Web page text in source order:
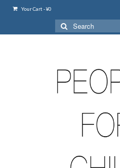
Your Cart-¥0
Search
for: